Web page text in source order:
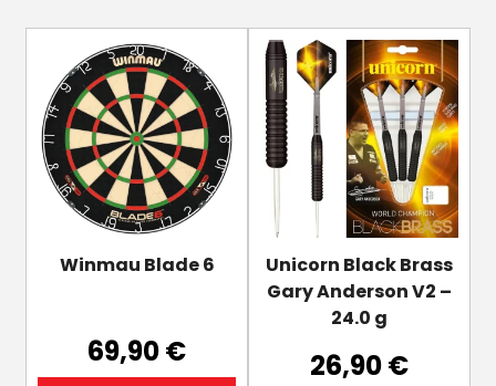
Winmau Blade 6
69,90€
Unicorn Black Brass
Gary Anderson V2 –
24.0 g
26,90€